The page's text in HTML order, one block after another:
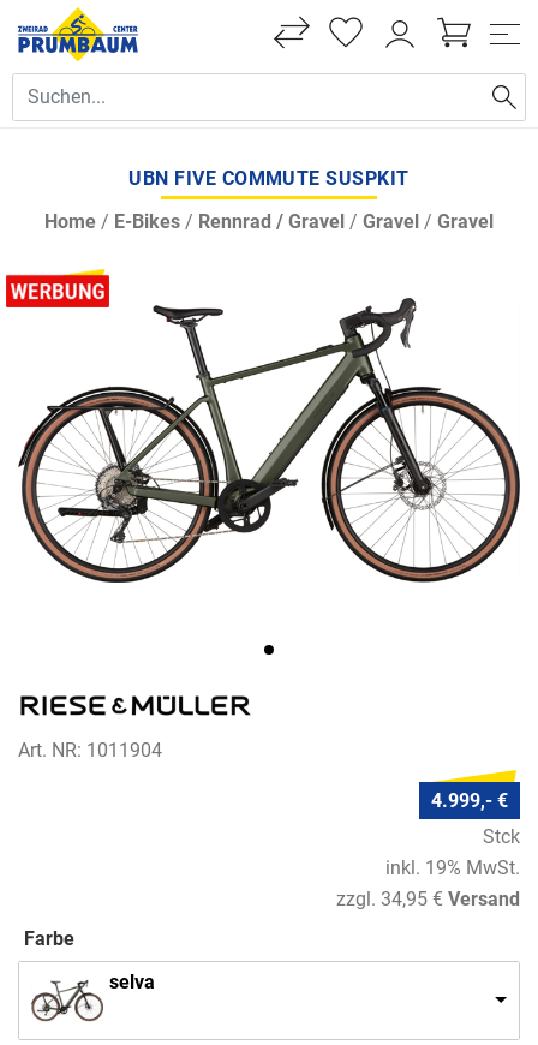
UBN FIVE COMMUTE SUSPKIT
Home / E-Bikes / Rennrad / Gravel / Gravel / Gravel
Art. NR: 1011904
4.999,- €
Stck
inkl. 19% MwSt.
zzgl. 34,95 € Versand
Farbe
selva